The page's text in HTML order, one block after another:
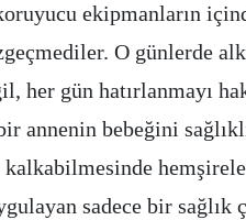
ekipmanların
O günlerde
her gün hatırlanmayı
annenin bebeğini
kalkabilmesinde
sadece bir sağlık